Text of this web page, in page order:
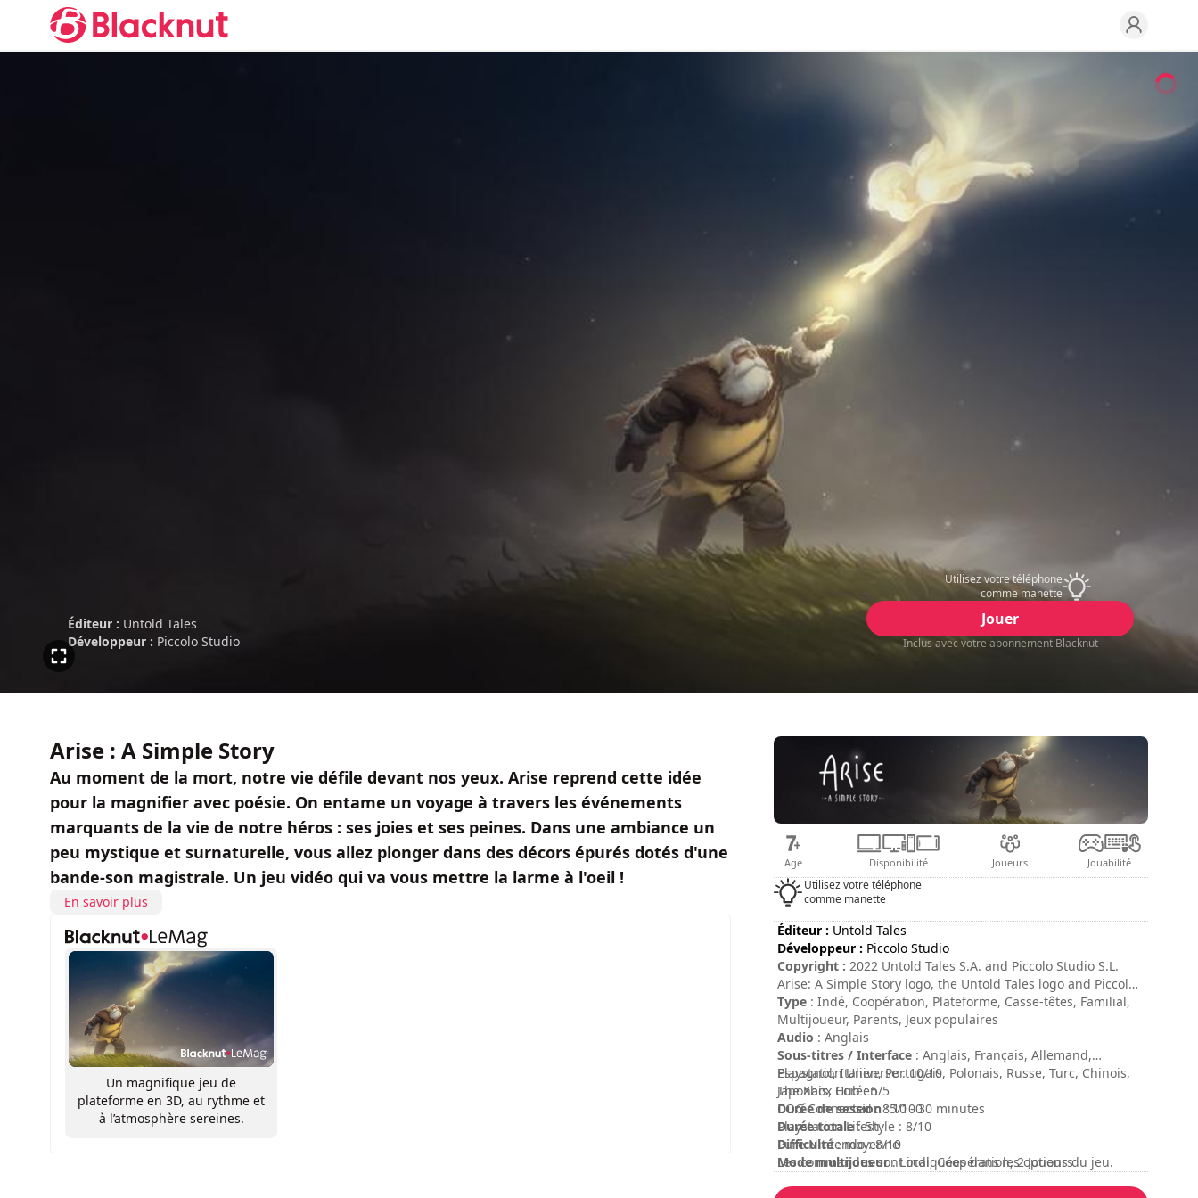
Éditeur : Untold Tales
Développeur : Piccolo Studio
Utilisez votre téléphone
comme manette
Jouer
Inclus avec votre abonnement Blacknut
Arise : A Simple Story
Au moment de la mort, notre vie défile devant nos yeux. Arise reprend cette idée
pour la magnifier avec poésie. On entame un voyage à travers les événements
marquants de la vie de notre héros : ses joies et ses peines. Dans une ambiance un
peu mystique et surnaturelle, vous allez plonger dans des décors épurés dotés d'une
bande-son magistrale. Un jeu vidéo qui va vous mettre la larme à l'oeil !
En savoir plus
Un magnifique jeu de
plateforme en 3D, au rythme et
à l’atmosphère sereines.
Age Disponibilité Joueurs Jouabilité
Utilisez votre téléphone
comme manette
Éditeur : Untold Tales
Développeur : Piccolo Studio
Copyright : 2022 Untold Tales S.A. and Piccolo Studio S.L.
Arise: A Simple Story logo, the Untold Tales logo and Piccolo
Studio logo are trademarks of Untold Tales S.A. and/or
Piccolo Studio S.L. All rights reserved.
Type : Indé, Coopération, Plateforme, Casse-têtes, Familial,
Multijoueur, Parents, Jeux populaires
Audio : Anglais
Sous-titres / Interface : Anglais, Français, Allemand,
Espagnol, Italien, Portugais, Polonais, Russe, Turc, Chinois,
Japonais, Coréen
Durée de session: 10 - 30 minutes
Durée totale: 5h
Difficulté: moyenne
Mode multijoueur: Local, Coopération, 2 Joueurs
Playstation Universe : 10/10
The Xbox Hub : 5/5
COG Connected : 85/100
Playstation Lifestyle : 8/10
Pure Nintendo : 8/10
Les commandes sont indiquées dans les options du jeu.